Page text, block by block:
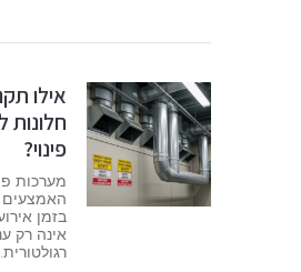
אילו
חלונות
פינוי?
מערכות
האמצעים
בזמן
אינה רק
רגולטורית.